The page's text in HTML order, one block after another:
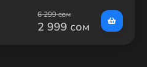
6 299 сом
2 999 сом